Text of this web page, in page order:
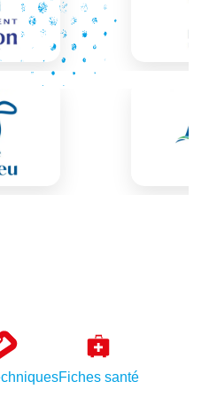
Fiches santé